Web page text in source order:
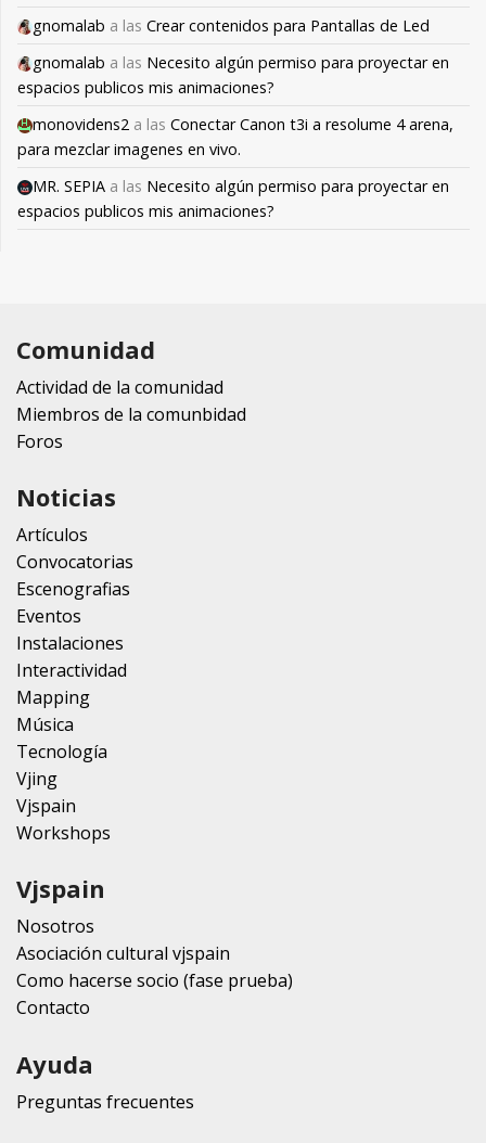
gnomalab a las Crear contenidos para Pantallas de Led
gnomalab a las Necesito algún permiso para proyectar en
espacios publicos mis animaciones?
monovidens2 a las Conectar Canon t3i a resolume 4 arena,
para mezclar imagenes en vivo.
MR. SEPIA a las Necesito algún permiso para proyectar en
espacios publicos mis animaciones?
Comunidad
Actividad de la comunidad
Miembros de la comunbidad
Foros
Noticias
Artículos
Convocatorias
Escenografias
Eventos
Instalaciones
Interactividad
Mapping
Música
Tecnología
Vjing
Vjspain
Workshops
Vjspain
Nosotros
Asociación cultural vjspain
Como hacerse socio (fase prueba)
Contacto
Ayuda
Preguntas frecuentes